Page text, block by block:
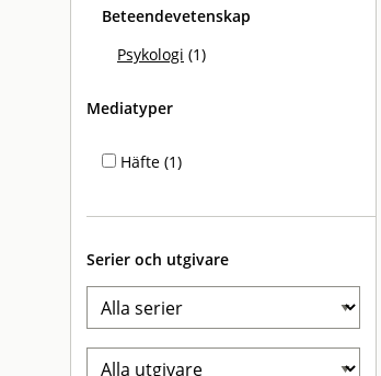
Beteendevetenskap
Psykologi (1)
Mediatyper
Häfte (1)
Serier och utgivare